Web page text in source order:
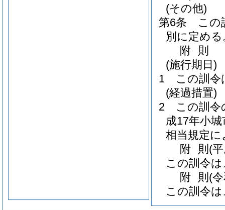
(その他)
第6条
この
別に定める
附 則
(施行期日)
1
この訓令
(経過措置)
2
この訓令
成17年小
相当規定
附 則 (
この訓令
附 則 (
この訓令